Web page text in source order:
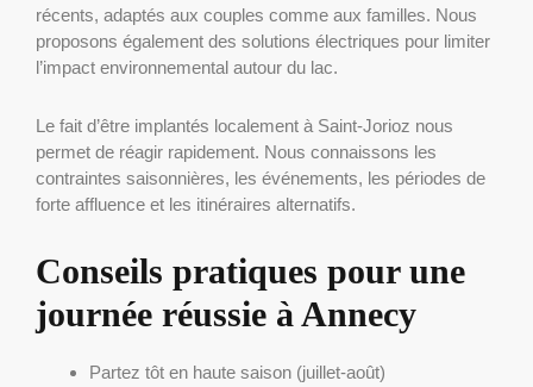
récents, adaptés aux couples comme aux familles. Nous
proposons également des solutions électriques pour limiter
l’impact environnemental autour du lac.
Le fait d’être implantés localement à Saint-Jorioz nous
permet de réagir rapidement. Nous connaissons les
contraintes saisonnières, les événements, les périodes de
forte affluence et les itinéraires alternatifs.
Conseils pratiques pour une
journée réussie à Annecy
Partez tôt en haute saison (juillet-août)